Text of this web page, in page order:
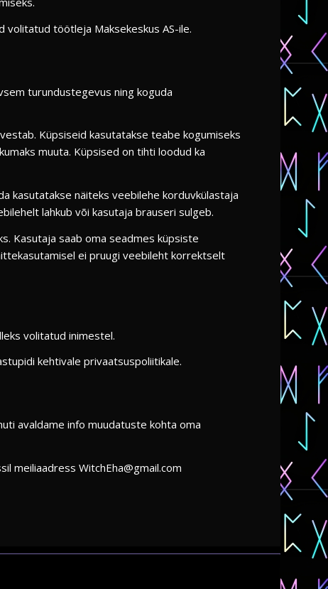
töötleja Maksekeskus AS-ile.
turundustegevus ning koguda
Küpsiseid kasutatakse teabe kogumiseks
muuta. Küpsised on tihti loodud ka
kasutatakse näiteks veebilehe korduvkülastaja
lahkub või kasutaja brauseri sulgeb.
Kasutaja saab oma seadmes küpsiste
ei pruugi veebileht korrektselt
volitatud inimestel.
kehtivale privaatsuspoliitikale.
avaldame info muudatuste kohta oma
meiliaadress WitchEha@gmail.com